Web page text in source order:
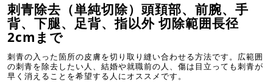
刺青除去（単純切除）頭頚部、前腕、手
背、下腿、足背、指以外 切除範囲長径
2cmまで
刺青の入った箇所の皮膚を切り取り縫い合わせる方法です。広範囲
の刺青を除去したい人、結婚や就職前の人、傷は目立っても刺青が
早く消えることを希望する人にオススメです。